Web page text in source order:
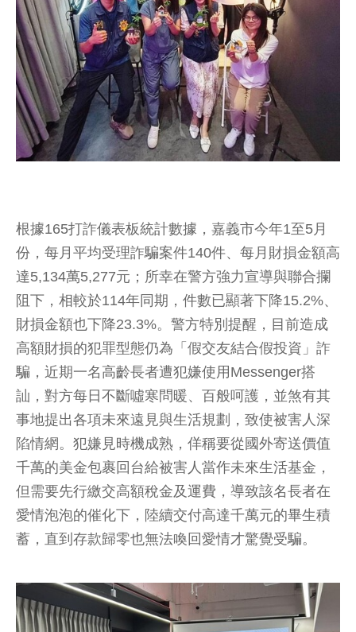
根據165打詐儀表板統計數據，嘉義市今年1至5月
份，每月平均受理詐騙案件140件、每月財損金額高
達5,134萬5,277元；所幸在警方強力宣導與聯合攔
阻下，相較於114年同期，件數已顯著下降15.2%、
財損金額也下降23.3%。警方特別提醒，目前造成
高額財損的犯罪型態仍為「假交友結合假投資」詐
騙，近期一名高齡長者遭犯嫌使用Messenger搭
訕，對方每日不斷噓寒問暖、百般呵護，並煞有其
事地提出各項未來遠見與生活規劃，致使被害人深
陷情網。犯嫌見時機成熟，佯稱要從國外寄送價值
千萬的美金包裹回台給被害人當作未來生活基金，
但需要先行繳交高額稅金及運費，導致該名長者在
愛情泡泡的催化下，陸續交付高達千萬元的畢生積
蓄，直到存款歸零也無法喚回愛情才驚覺受騙。